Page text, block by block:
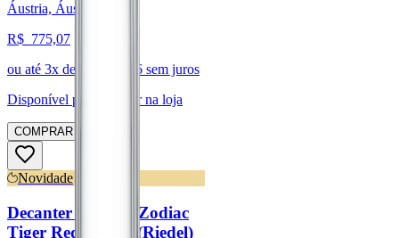
Áustria, Áustria
R$ 775,07
ou até 3x de R$ 258,36 sem juros
Disponível para:
Retirar na loja
COMPRAR
Novidade
Decanter Chinese Zodiac
Tiger Red/Yellow (Riedel)